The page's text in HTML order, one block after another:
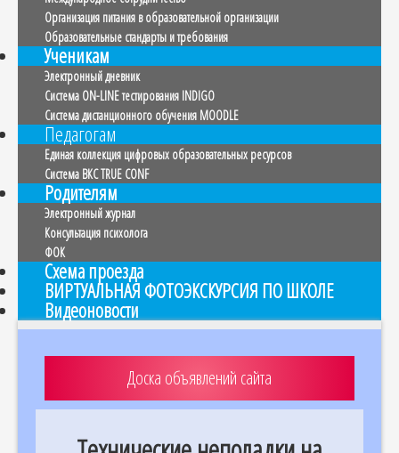
Организация питания в образовательной организации
Образовательные стандарты и требования
Ученикам
Электронный дневник
Система ON-LINE тестирования INDIGO
Система дистанционного обучения MOODLE
Педагогам
Единая коллекция цифровых образовательных ресурсов
Система ВКС TRUE CONF
Родителям
Электронный журнал
Консультация психолога
ФОК
Схема проезда
ВИРТУАЛЬНАЯ ФОТОЭКСКУРСИЯ ПО ШКОЛЕ
Видеоновости
Доска объявлений сайта